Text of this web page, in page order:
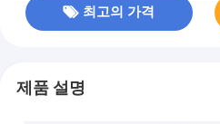
최고의 가격
제품 설명